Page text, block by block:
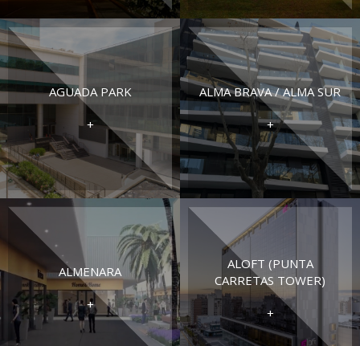
AGUADA PARK
+
ALMA BRAVA / ALMA SUR
+
ALMENARA
+
ALOFT (PUNTA
CARRETAS TOWER)
+